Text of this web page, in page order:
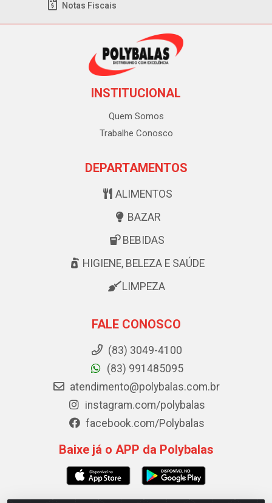
Notas Fiscais
INSTITUCIONAL
Quem Somos
Trabalhe Conosco
DEPARTAMENTOS
ALIMENTOS
BAZAR
BEBIDAS
HIGIENE, BELEZA E SAÚDE
LIMPEZA
FALE CONOSCO
(83) 3049-4100
(83) 991485095
atendimento@polybalas.com.br
instagram.com/polybalas
facebook.com/Polybalas
Baixe já o APP da Polybalas